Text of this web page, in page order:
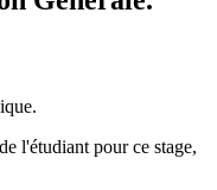
l'étudiant pour ce stage,